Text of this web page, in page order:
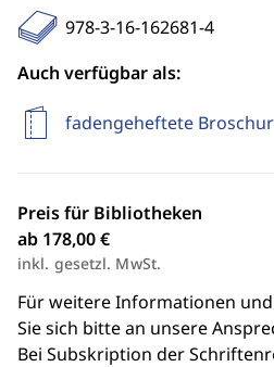
978-3-16-162681-4
Auch verfügbar als:
fadengeheftete Broschur
Preis für Bibliotheken
ab 178,00 €
inkl. gesetzl. MwSt.
Für weitere Informationen
Sie sich bitte an unsere
Bei Subskription der